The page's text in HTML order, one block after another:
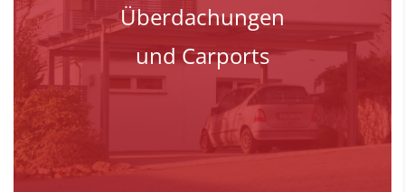
Überdachungen
und Carports